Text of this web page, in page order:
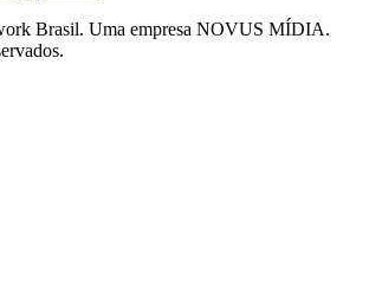
Brasil. Uma empresa NOVUS MÍDIA.